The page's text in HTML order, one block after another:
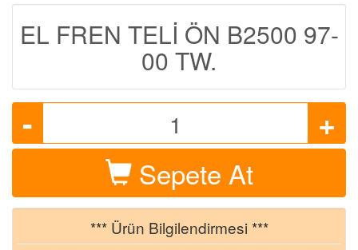
EL FREN TELİ ÖN B2500 97-
00 TW.
- 1 +
Sepete At
*** Ürün Bilgilendirmesi ***